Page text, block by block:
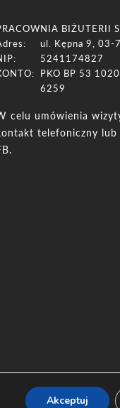
BIŻUTERII
ul. Kępna 9, 03-
5241174827
PKO BP 53
6259
celu umówienia
telefoniczny lub
Akceptuj